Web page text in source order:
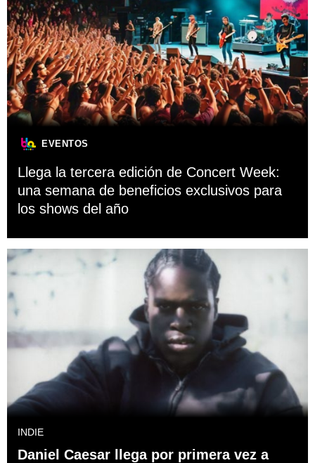
EVENTOS
Llega la tercera edición de Concert Week:
una semana de beneficios exclusivos para
los shows del año
INDIE
Daniel Caesar llega por primera vez a